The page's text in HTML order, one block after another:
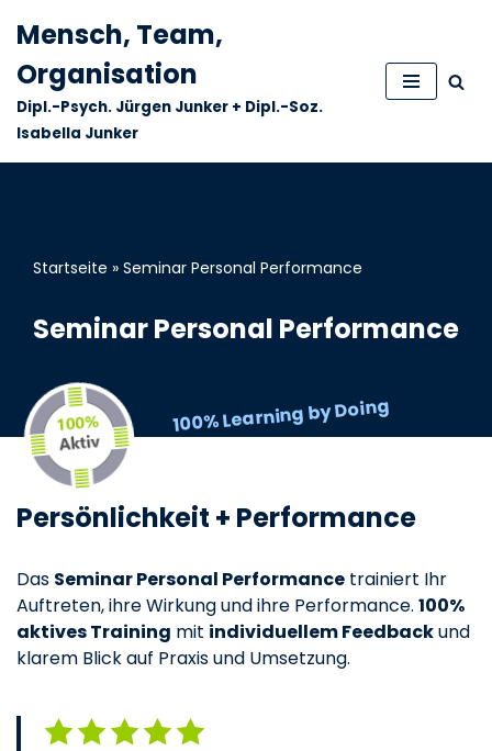
Zum
Inhalt
springen
Mensch, Team,
Organisation
Dipl.-Psych. Jürgen Junker + Dipl.-Soz.
Isabella Junker
100% Learning by Doing
Startseite » Seminar Personal Performance
Seminar Personal Performance
Persönlichkeit + Performance
Das Seminar Personal Performance trainiert Ihr
Auftreten, ihre Wirkung und ihre Performance. 100%
aktives Training mit individuellem Feedbackund
klarem Blick auf Praxis und Umsetzung.